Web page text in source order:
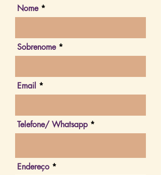
Nome
Sobrenome
Email
Telefone/ Whatsapp
Endereço